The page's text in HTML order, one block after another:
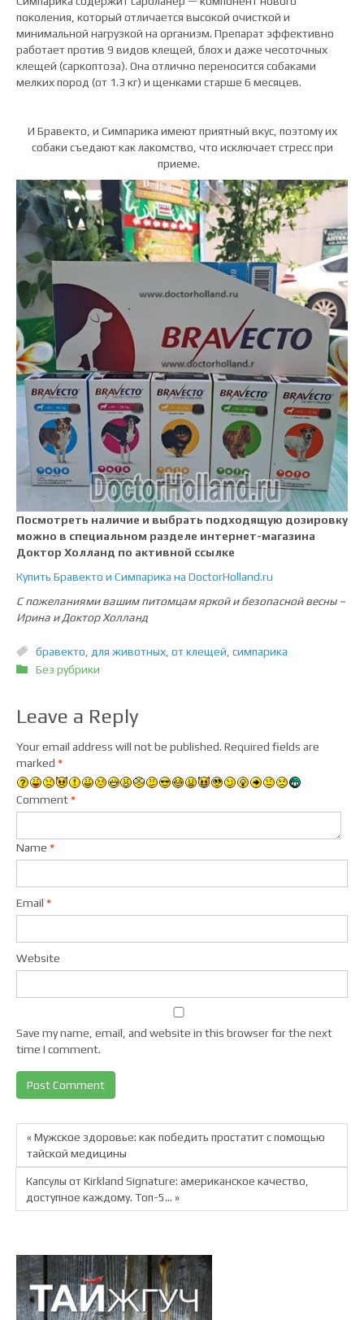
поколения, который отличается высокой очисткой и
минимальной нагрузкой на организм. Препарат эффективно
работает против 9 видов клещей, блох и даже чесоточных
клещей (саркоптоза). Она отлично переносится собаками
мелких пород (от 1.3 кг) и щенками старше 6 месяцев.
И Бравекто, и Симпарика имеют приятный вкус, поэтому их
собаки съедают как лакомство, что исключает стресс при
приеме.
Посмотреть наличие и выбрать подходящую дозировку
можно в специальном разделе интернет-магазина
Доктор Холланд по активной ссылке
Купить Бравекто и Симпарика на DoctorHolland.ru
С пожеланиями вашим питомцам яркой и безопасной весны –
Ирина и Доктор Холланд
бравекто для животных от клещей симпарика
Без рубрики
Leave a Reply
Your email address will not be published. Required fields are
marked *
Comment*
Name *
Email *
Website
Save my name, email, and website in this browser for the next
time I comment.
« Мужское здоровье: как победить простатит с помощью
тайской медицины
Капсулы от Kirkland Signature: американское качество,
доступное каждому. Топ-5… »